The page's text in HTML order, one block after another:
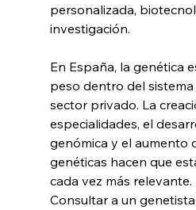
personalizada,
investigación.
En España, la genética
peso dentro del
sector privado. La
especialidades, el
genómica y el aumento
genéticas hacen que
cada vez más relevante.
Consultar a un